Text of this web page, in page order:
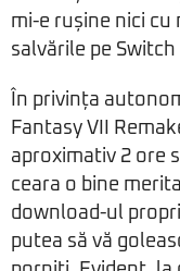
mi-e rușine nici cu
salvările pe Switch
În privința
Fantasy VII
aproximativ 2 ore
ceara o bine
download-ul
putea să vă